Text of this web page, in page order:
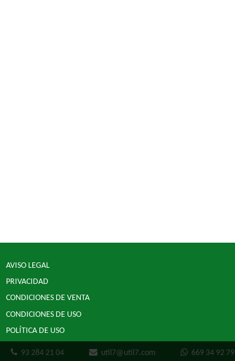
AVISO LEGAL
PRIVACIDAD
CONDICIONES DE VENTA
CONDICIONES DE USO
POLÍTICA DE USO
93 284 21 04 util7@util7.com 669 34 92 79